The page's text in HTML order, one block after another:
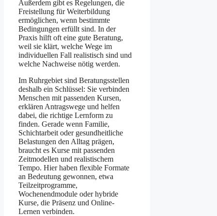
Außerdem gibt es Regelungen, die
Freistellung für Weiterbildung
ermöglichen, wenn bestimmte
Bedingungen erfüllt sind. In der
Praxis hilft oft eine gute Beratung,
weil sie klärt, welche Wege im
individuellen Fall realistisch sind und
welche Nachweise nötig werden.
Im Ruhrgebiet sind Beratungsstellen
deshalb ein Schlüssel: Sie verbinden
Menschen mit passenden Kursen,
erklären Antragswege und helfen
dabei, die richtige Lernform zu
finden. Gerade wenn Familie,
Schichtarbeit oder gesundheitliche
Belastungen den Alltag prägen,
braucht es Kurse mit passenden
Zeitmodellen und realistischem
Tempo. Hier haben flexible Formate
an Bedeutung gewonnen, etwa
Teilzeitprogramme,
Wochenendmodule oder hybride
Kurse, die Präsenz und Online-
Lernen verbinden.